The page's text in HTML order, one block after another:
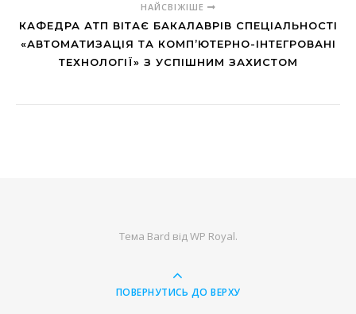
НАЙСВІЖІШЕ
КАФЕДРА АТП ВІТАЄ БАКАЛАВРІВ СПЕЦІАЛЬНОСТІ
«АВТОМАТИЗАЦІЯ ТА КОМП’ЮТЕРНО-ІНТЕГРОВАНІ
ТЕХНОЛОГІЇ» З УСПІШНИМ ЗАХИСТОМ
Тема Bard відWP Royal.
ПОВЕРНУТИСЬ ДО ВЕРХУ